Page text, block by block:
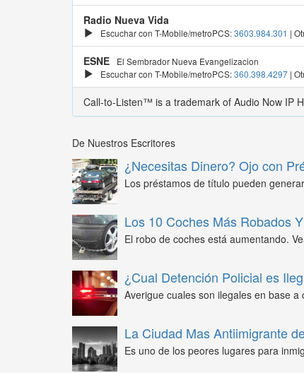
Radio Nueva Vida
Escuchar con T-Mobile/metroPCS:3603.984.301 |
ESNE
El Sembrador Nueva Evangelizacion
Escuchar con T-Mobile/metroPCS:360.398.4297 |
Call-to-Listen™ is a trademark of Audio Now IP
De Nuestros Escritores
¿Necesitas Dinero? Ojo con
Los préstamos de título pueden
Los 10 Coches Más Robados
El robo de coches está aumentando.
¿Cual Detención Policial es
Averigue cuales son ilegales en base a
La Ciudad Mas Antiimigrante
Es uno de los peores lugares para